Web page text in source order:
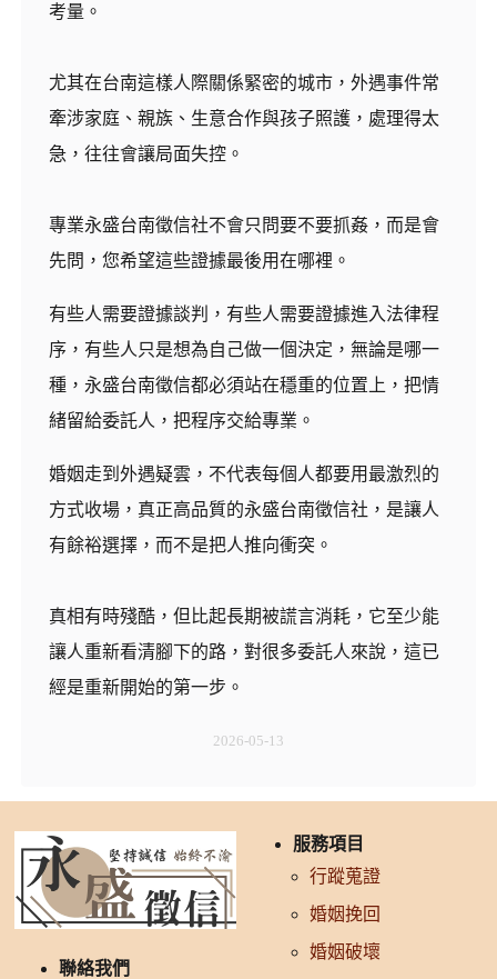
考量。
尤其在台南這樣人際關係緊密的城市，外遇事件常
牽涉家庭、親族、生意合作與孩子照護，處理得太
急，往往會讓局面失控。
專業永盛台南徵信社不會只問要不要抓姦，而是會
先問，您希望這些證據最後用在哪裡。
有些人需要證據談判，有些人需要證據進入法律程
序，有些人只是想為自己做一個決定，無論是哪一
種，永盛台南徵信都必須站在穩重的位置上，把情
緒留給委託人，把程序交給專業。
婚姻走到外遇疑雲，不代表每個人都要用最激烈的
方式收場，真正高品質的永盛台南徵信社，是讓人
有餘裕選擇，而不是把人推向衝突。
真相有時殘酷，但比起長期被謊言消耗，它至少能
讓人重新看清腳下的路，對很多委託人來說，這已
經是重新開始的第一步。
2026-05-13
聯絡我們
服務項目
行蹤蒐證
婚姻挽回
婚姻破壞